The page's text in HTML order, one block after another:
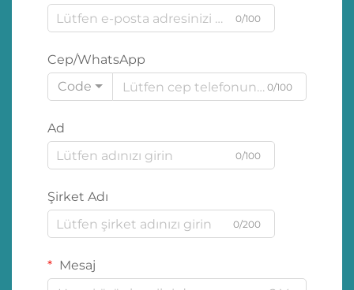
0/100
Cep/WhatsApp
Code
0/100
Ad
0/100
Şirket Adı
0/200
Mesaj